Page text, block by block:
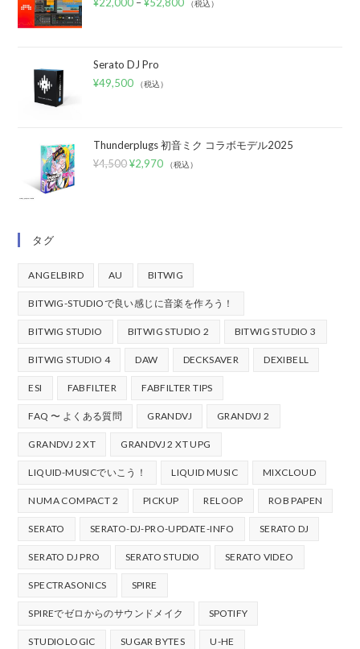
¥22,000 –¥52,800 （税込）
Serato DJ Pro
¥49,500 （税込）
Thunderplugs 初音ミク コラボモデル2025
¥4,500 ¥2,970 （税込）
タグ
ANGELBIRD AU BITWIG
BITWIG-STUDIOで良い感じに音楽を作ろう！
BITWIG STUDIO BITWIG STUDIO 2 BITWIG STUDIO 3
BITWIG STUDIO 4 DAW DECKSAVER DEXIBELL
ESI FABFILTER FABFILTER TIPS
FAQ 〜 よくある質問 GRANDVJ GRANDVJ 2
GRANDVJ 2 XT GRANDVJ 2 XT UPG
LIQUID-MUSICでいこう！ LIQUID MUSIC MIXCLOUD
NUMA COMPACT 2 PICKUP RELOOP ROB PAPEN
SERATO SERATO-DJ-PRO-UPDATE-INFO SERATO DJ
SERATO DJ PRO SERATO STUDIO SERATO VIDEO
SPECTRASONICS SPIRE
SPIREでゼロからのサウンドメイク SPOTIFY
STUDIOLOGIC SUGAR BYTES U-HE